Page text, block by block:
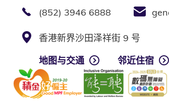
(852) 3946 6888
香港新界沙田泽祥街 9 号
地图与交通
邻近住宿